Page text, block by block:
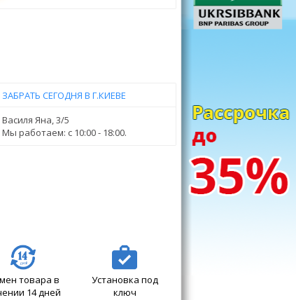
ЗАБРАТЬ СЕГОДНЯ В Г.КИЕВЕ
Василя Яна, 3/5
Мы работаем: c 10:00 - 18:00.
товара в
14 дней
Установка под
ключ